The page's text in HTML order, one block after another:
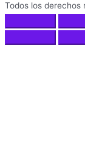
Todos los derechos